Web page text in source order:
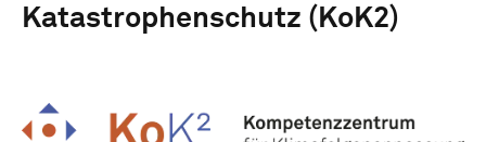
Katastrophenschutz (KoK2)